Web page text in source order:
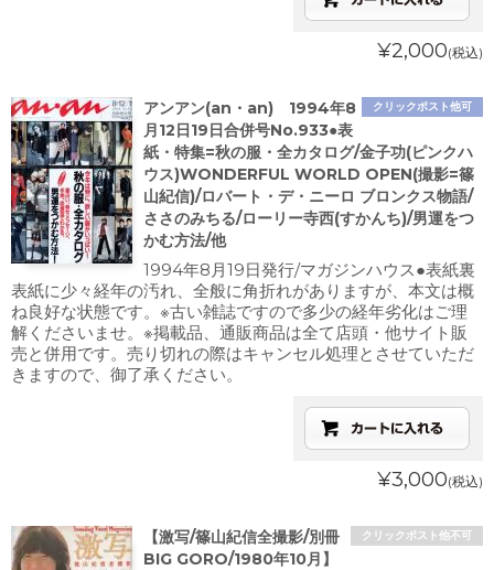
¥2,000(税込)
クリックポスト他可
アンアン(an・an) 1994年8
月12日19日合併号No.933●表
紙・特集=秋の服・全カタログ/金子功(ピンクハ
ウス)WONDERFUL WORLD OPEN(撮影=篠
山紀信)/ロバート・デ・ニーロ ブロンクス物語/
ささのみちる/ローリー寺西(すかんち)/男運をつ
かむ方法/他
1994年8月19日発行/マガジンハウス●表紙裏
表紙に少々経年の汚れ、全般に角折れがありますが、本文は概
ね良好な状態です。※古い雑誌ですので多少の経年劣化はご理
解くださいませ。※掲載品、通販商品は全て店頭・他サイト販
売と併用です。売り切れの際はキャンセル処理とさせていただ
きますので、御了承ください。
¥3,000(税込)
クリックポスト他不可
【激写/篠山紀信全撮影/別冊
BIG GORO/1980年10月】